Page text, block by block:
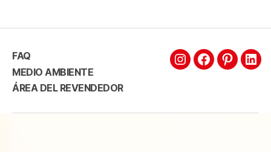
FAQ
MEDIO AMBIENTE
ÁREA DEL REVENDEDOR